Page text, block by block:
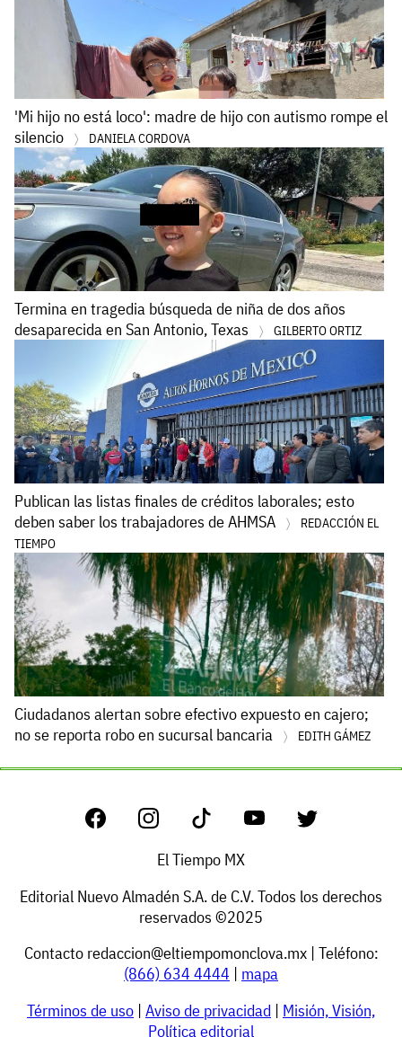
'Mi hijo no está loco': madre de hijo con autismo rompe el
silencio
DANIELA CORDOVA
Termina en tragedia búsqueda de niña de dos años
desaparecida en San Antonio, Texas
GILBERTO ORTIZ
Publican las listas finales de créditos laborales; esto
deben saber los trabajadores de AHMSA
REDACCIÓN EL
TIEMPO
Ciudadanos alertan sobre efectivo expuesto en cajero;
no se reporta robo en sucursal bancaria
EDITH GÁMEZ
El Tiempo MX
Editorial Nuevo Almadén S.A. de C.V. Todos los derechos
reservados ©2025
Contacto redaccion@eltiempomonclova.mx| Teléfono:
(866) 634 4444 | mapa
Términos de uso | Aviso de privacidad | Misión, Visión,
Política editorial